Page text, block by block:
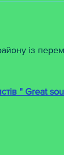
із
" Great